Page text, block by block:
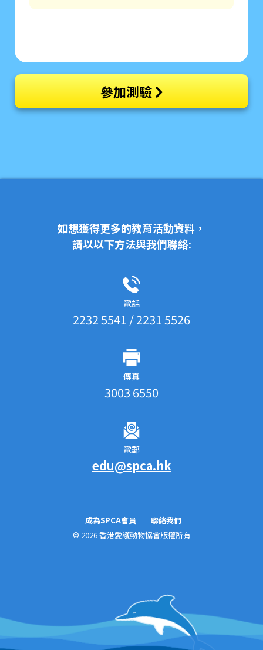
參加測驗
如想獲得更多的教育活動資料，
請以以下方法與我們聯絡:
電話
2232 5541 / 2231 5526
傳真
3003 6550
電郵
edu@spca.hk
成為SPCA會員
聯絡我們
© 2026 香港愛護動物協會版權所有